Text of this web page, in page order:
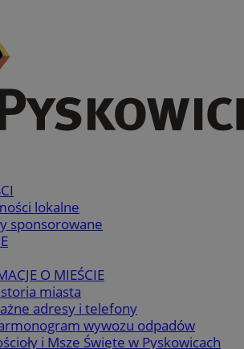
lokalne
sponsorowane
O MIEŚCIE
miasta
adresy i telefony
wywozu odpadów
i Msze Święte w Pyskowicach